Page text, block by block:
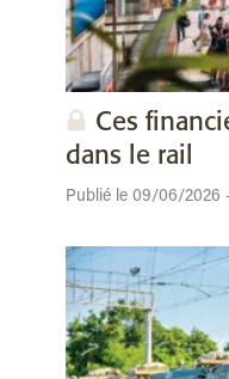
Ces
dans le rail
Publié le 09/06/2026